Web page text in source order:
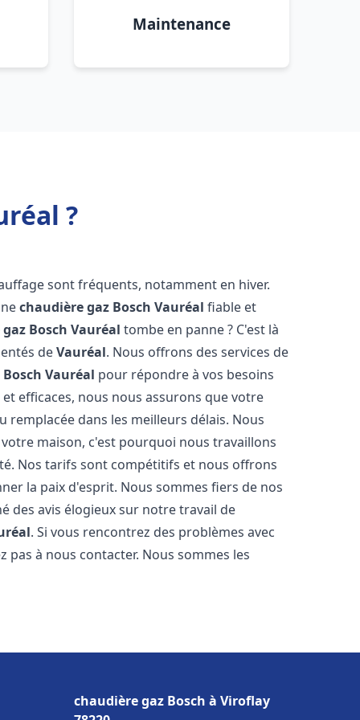
Maintenance
?
sont fréquents, notamment en hiver.
chaudière gaz Bosch Vauréal fiable et
Bosch Vauréal tombe en panne ? C'est là
deVauréal. Nous offrons des services de
Vauréal pour répondre à vos besoins
efficaces, nous nous assurons que votre
remplacée dans les meilleurs délais. Nous
maison, c'est pourquoi nous travaillons
Nos tarifs sont compétitifs et nous offrons
la paix d'esprit. Nous sommes fiers de nos
des avis élogieux sur notre travail de
. Si vous rencontrez des problèmes avec
pas à nous contacter. Nous sommes les
chaudière gaz Bosch à Viroflay